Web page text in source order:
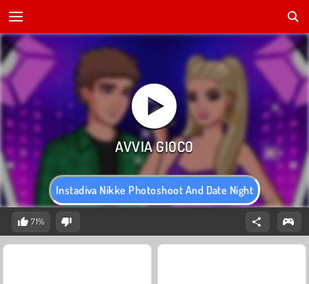
Instadiva Nikke Photoshoot And Date Night
71%